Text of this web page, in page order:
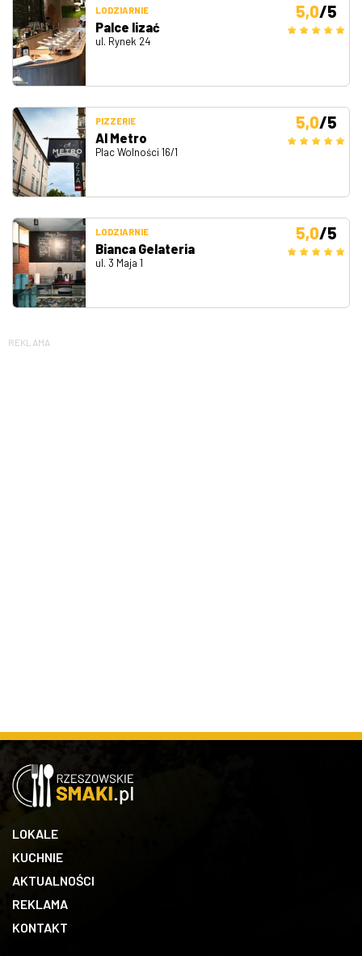
LODZIARNIE
Palce lizać
ul. Rynek 24
5,0/5
PIZZERIE
Al Metro
Plac Wolności 16/1
5,0/5
LODZIARNIE
Bianca Gelateria
ul. 3 Maja 1
5,0/5
REKLAMA
LOKALE
KUCHNIE
AKTUALNOŚCI
REKLAMA
KONTAKT